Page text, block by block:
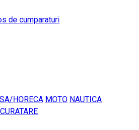
de cumparaturi
HORECA MOTO NAUTICA